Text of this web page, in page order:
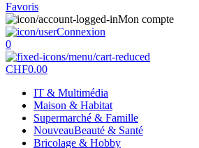
Favoris
Mon compte
Connexion
0
CHF0.00
IT & Multimédia
Maison & Habitat
Supermarché & Famille
NouveauBeauté & Santé
Bricolage & Hobby